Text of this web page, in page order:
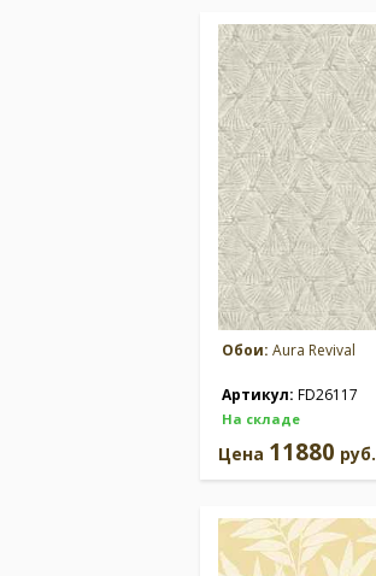
Обои: Aura Revival
Артикул: FD26117
На складе
Цена 11880 руб.